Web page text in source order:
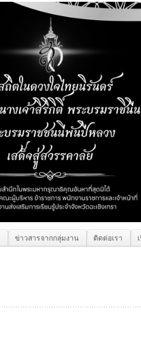
ข่าวสารจากกลุ่มงาน ติดต่อเรา